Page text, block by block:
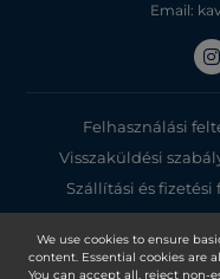
We use cookies to ensure
content. Essential cookies are
You can accept all, reject non-
Email:
Felhasználási
Visszaküldési
Szállítási és
Copyright 2025, DXN